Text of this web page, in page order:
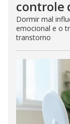
controle
Dormir mal
emocional e o
transtorno